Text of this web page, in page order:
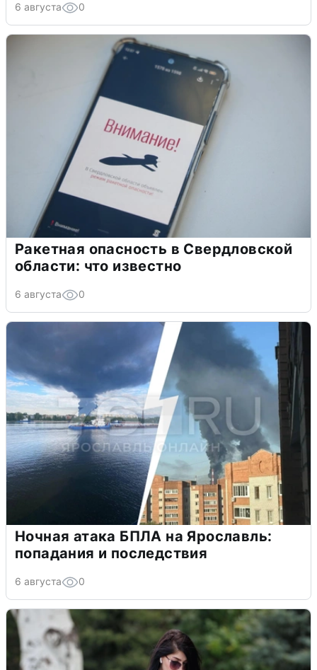
6 августа 0
Ракетная опасность в Свердловской
области: что известно
6 августа 0
Ночная атака БПЛА на Ярославль:
попадания и последствия
6 августа 0